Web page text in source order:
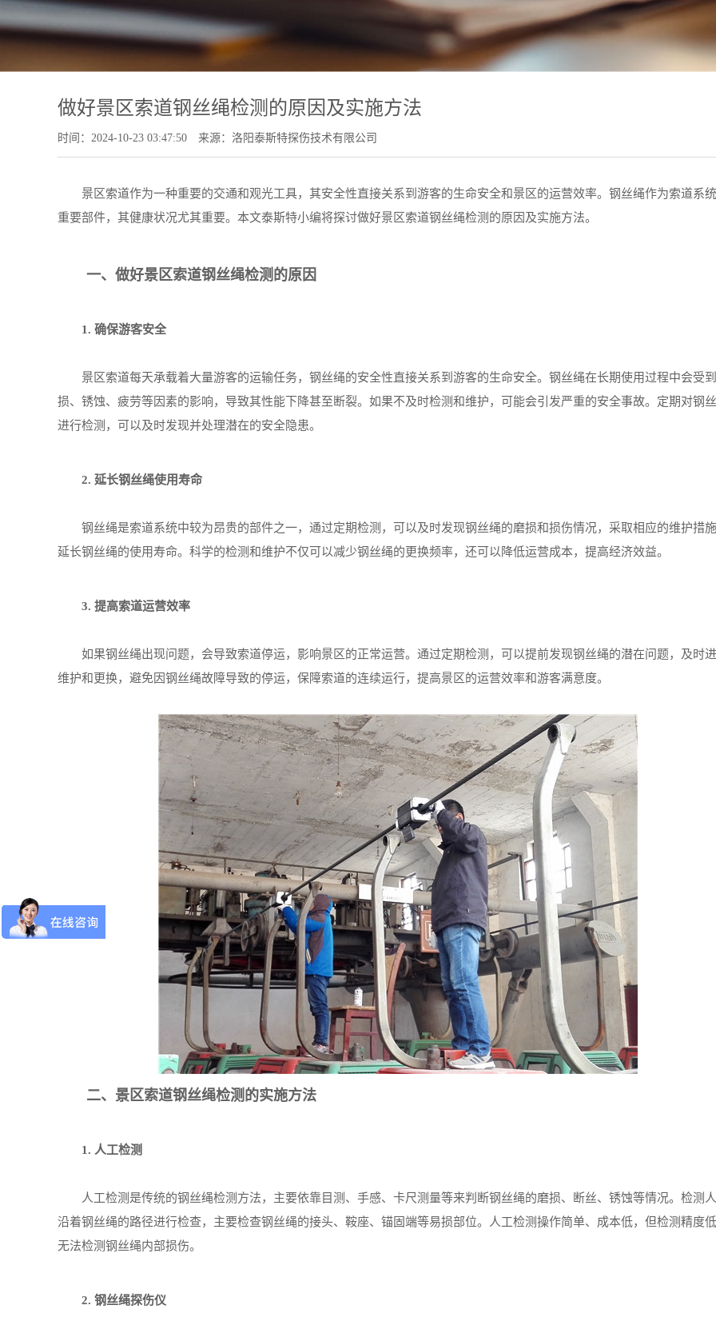
做好景区索道钢丝绳检测的原因及实施方法
时间：2024-10-23 03:47:50 来源：洛阳泰斯特探伤技术有限公司
景区索道作为一种重要的交通和观光工具，其安全性直接关系到游客的生命安全和景区的运营效率。钢丝绳作为索道系
重要部件，其健康状况尤其重要。本文泰斯特小编将探讨做好景区索道钢丝绳检测的原因及实施方法。
一、做好景区索道钢丝绳检测的原因
1. 确保游客安全
景区索道每天承载着大量游客的运输任务，钢丝绳的安全性直接关系到游客的生命安全。钢丝绳在长期使用过程中会受
损、锈蚀、疲劳等因素的影响，导致其性能下降甚至断裂。如果不及时检测和维护，可能会引发严重的安全事故。定期对钢
进行检测，可以及时发现并处理潜在的安全隐患。
2. 延长钢丝绳使用寿命
钢丝绳是索道系统中较为昂贵的部件之一，通过定期检测，可以及时发现钢丝绳的磨损和损伤情况，采取相应的维护措施
延长钢丝绳的使用寿命。科学的检测和维护不仅可以减少钢丝绳的更换频率，还可以降低运营成本，提高经济效益。
3. 提高索道运营效率
如果钢丝绳出现问题，会导致索道停运，影响景区的正常运营。通过定期检测，可以提前发现钢丝绳的潜在问题，及时
维护和更换，避免因钢丝绳故障导致的停运，保障索道的连续运行，提高景区的运营效率和游客满意度。
二、景区索道钢丝绳检测的实施方法
1. 人工检测
人工检测是传统的钢丝绳检测方法，主要依靠目测、手感、卡尺测量等来判断钢丝绳的磨损、断丝、锈蚀等情况。检测
沿着钢丝绳的路径进行检查，主要检查钢丝绳的接头、鞍座、锚固端等易损部位。人工检测操作简单、成本低，但检测精度低
无法检测钢丝绳内部损伤。
2. 钢丝绳探伤仪